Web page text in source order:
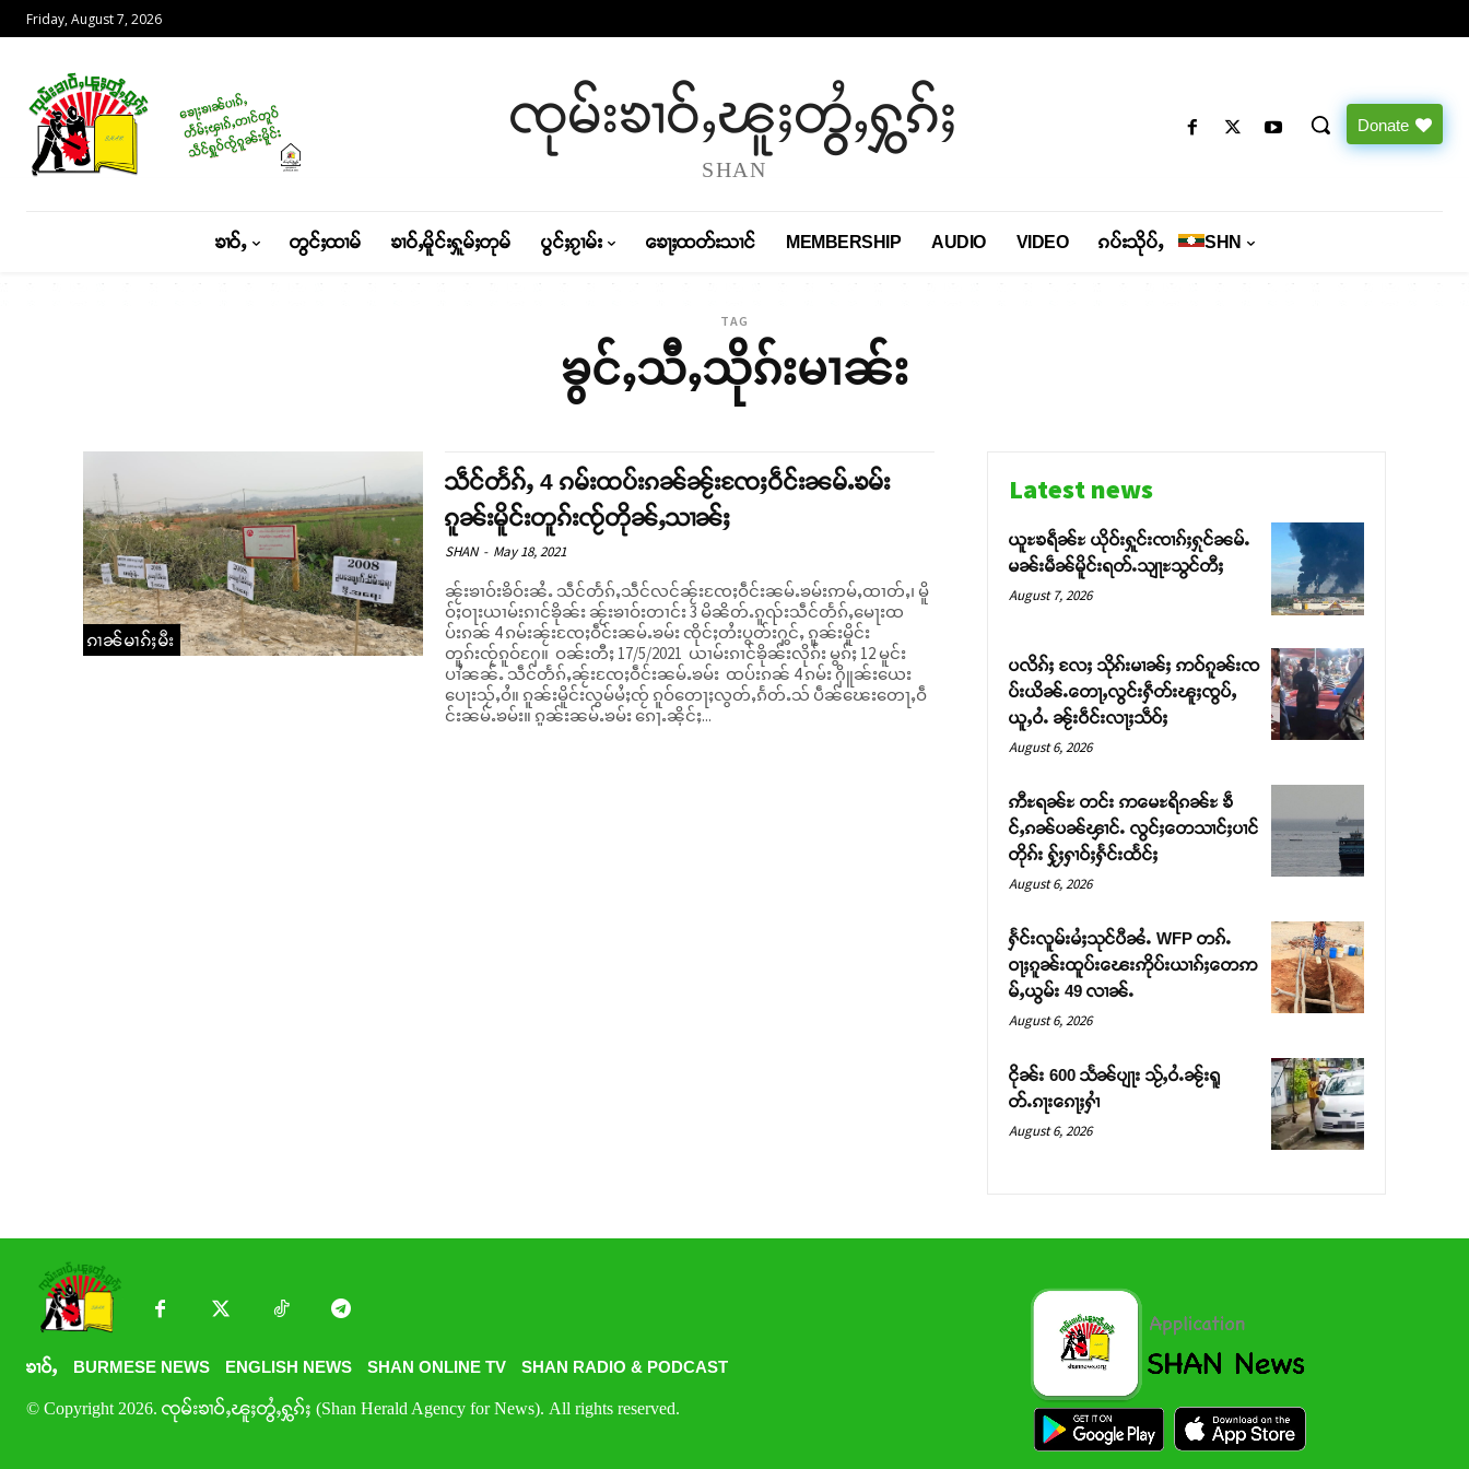
Friday, August 7, 2026
ၸုမ်းၶၢဝ်ႇၽူႈတွႆႇႁွၵ်ႈ
SHAN
Donate
ၶၢဝ်ႇ တွင်ႈထၢမ် ၶၢဝ်ႇမိူင်းႁူမ်ႈတုမ် ပွင်ႈၵႂၢမ်း ၶေႃႈထတ်းသၢင် MEMBERSHIP AUDIO VIDEO ၵပ်းသိုပ်ႇ SHN
TAG
ၶွင်ႇသီႇသိုၵ်းမၢၼ်း
ၵၢၼ်မၢၵ်ႈမီး
သဵင်တႅၵ်ႇ 4 ၵမ်းထပ်းၵၼ်ၼႂ်းၸႄႈဝဵင်းၼမ်ႉၶမ်း
ၵူၼ်းမိူင်းတူၵ်းၸႂ်တိုၼ်ႇသၢၼ်ႈ
SHAN - May 18, 2021
ၼႂ်းၶၢဝ်းၶိဝ်းၼႆႉ သဵင်တႅၵ်ႇသဵင်လင်ၼႂ်းၸႄႈဝဵင်းၼမ်ႉၶမ်းဢမ်ႇထၢတ်ႇ၊ မိူ
ဝ်ႈဝႃးယၢမ်းၵၢင်ၶိုၼ်း ၼႂ်းၶၢဝ်းတၢင်း 3 မိၼိတ်ႉၵူၺ်းသဵင်တႅၵ်ႇမေႃးထ
ပ်းၵၼ် 4 ၵမ်းၼႂ်းၸႄႈဝဵင်းၼမ်ႉၶမ်း ၸိုင်ႈတႆးပွတ်းႁွင်ႇ ၵူၼ်းမိူင်း
တူၵ်းၸႂ်ၵူဝ်ႁႄ။ ဝၼ်းတီႈ 17/5/2021 ယၢမ်းၵၢင်ၶိုၼ်းလိုၵ်း မွၵ်ႈ 12 မူင်း
ပၢႆၼၼ်ႉ သဵင်တႅၵ်ႇၼႂ်းၸႄႈဝဵင်းၼမ်ႉၶမ်း ထပ်းၵၼ် 4 ၵမ်း ႁိူၼ်းယေး
ပေႃးသႂ်ႇဝႆ။ ၵူၼ်းမိူင်းလွမ်မႆႈၸႂ် ၵူဝ်တေႃႈလွတ်ႇၵႅတ်ႉသ် ပဵၼ်ၽေးတေႃႇဝဵ
င်းၼမ်ႉၶမ်း။ ၵူၼ်းၼမ်ႉၶမ်း ၵေႃႉၼိုင်ႈ...
Latest news
ယူႊၶရဵၼ်ႊ ယိုဝ်းႁူင်းၸၢၵ်ႈႁုင်ၼမ်ႉ
မၼ်းမဵၼ်မိူင်းရတ်ႉသျႃႊသွင်တီႈ
August 7, 2026
ပလိၵ်ႈ လႄႈ သိုၵ်းမၢၼ်ႈ ဢဝ်ၵူၼ်းၸ
ပ်းယိၼ်ႉတေႃႇလွင်းႁဵတ်းၽူႈၸွပ်ႇ
ယူႇဝႆႉ ၼႂ်းဝဵင်းလႃႈသဵဝ်ႈ
August 6, 2026
ဢီႊရၼ်ႊ တင်း ဢမေႊရိၵၼ်ႊ ၶဵ
င်ႇၵၼ်ပၼ်ၾၢင်ႉ လွင်ႈတေသၢင်ႈပၢင်
တိုၵ်း ႁႂ်ႈႁၢဝ်ႈႁႅင်းထႅင်ႈ
August 6, 2026
ႁႅင်းလူမ်းမႆႈသုင်ပီၼႆႉ WFP တၵ်ႉ
ဝႃႈၵူၼ်းထူပ်းၽေးဢိုပ်းယၢၵ်ႈတေဢ
မ်ႇယွမ်း 49 လၢၼ်ႉ
August 6, 2026
ငိုၼ်း 600 သႅၼ်ပျႃး သႂ်ႇဝႆႉၼႂ်းရူ
တ်ႉၵႃးၵေႃႈႁၢႆ
August 6, 2026
ၶၢဝ်ႇ BURMESE NEWS ENGLISH NEWS SHAN ONLINE TV SHAN RADIO & PODCAST
© Copyright 2026. ၸုမ်းၶၢဝ်ႇၽူႈတွႆႇႁွၵ်ႈ (Shan Herald Agency for News). All rights reserved.